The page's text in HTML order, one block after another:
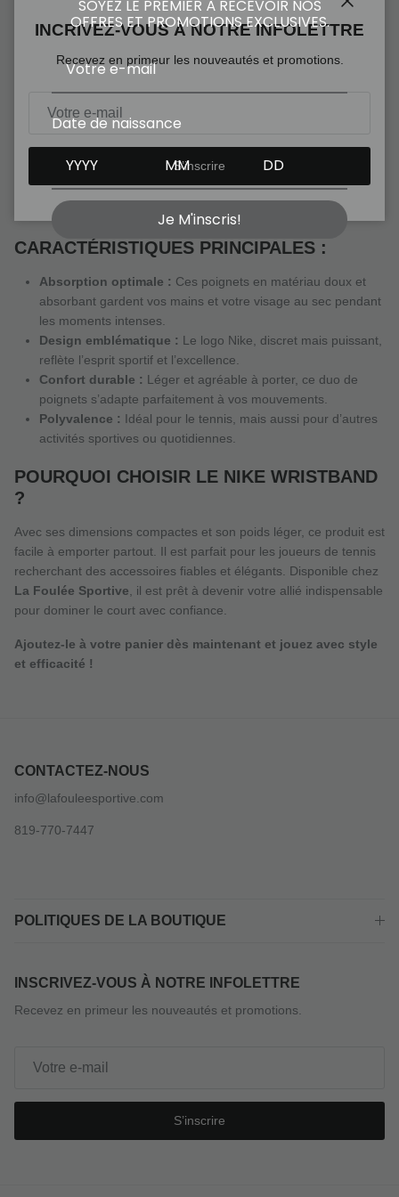
Nike Wristband (2-Pack) – Performance et Style pour les
Passionnés de Tennis
Ajoutez une touche de confort et de style à vos matchs avec le
Nike Wristband (2-Pack), conçu spécialement pour les
amateurs de tennis et les sportifs exigeants. Fabriqué par la
célèbre marque Nike, ces bandes de poignet allient fonctionnalité
et élégance pour vous accompagner dans vos performances sur
le court.
CARACTÉRISTIQUES PRINCIPALES :
Absorption optimale : Ces poignets en matériau doux et
absorbant gardent vos mains et votre visage au sec pendant
les moments intenses.
Design emblématique : Le logo Nike, discret mais puissant,
reflète l’esprit sportif et l’excellence.
Confort durable : Léger et agréable à porter, ce duo de
poignets s’adapte parfaitement à vos mouvements.
Polyvalence : Idéal pour le tennis, mais aussi pour d’autres
activités sportives ou quotidiennes.
POURQUOI CHOISIR LE NIKE WRISTBAND
?
Avec ses dimensions compactes et son poids léger, ce produit est
facile à emporter partout. Il est parfait pour les joueurs de tennis
recherchant des accessoires fiables et élégants. Disponible chez
La Foulée Sportive , il est prêt à devenir votre allié indispensable
pour dominer le court avec confiance.
Ajoutez-le à votre panier dès maintenant et jouez avec style
et efficacité !
CONTACTEZ-NOUS
info@lafouleesportive.com
819-770-7447
POLITIQUES DE LA BOUTIQUE
INSCRIVEZ-VOUS À NOTRE INFOLETTRE
Recevez en primeur les nouveautés et promotions.
S’inscrire
Fermer
INCRIVEZ-VOUS À NOTRE INFOLETTRE
Recevez en primeur les nouveautés et promotions.
S’inscrire
SOYEZ LE PREMIER À RECEVOIR NOS
OFFRES ET PROMOTIONS EXCLUSIVES.
Date de naissance
Je M'inscris!